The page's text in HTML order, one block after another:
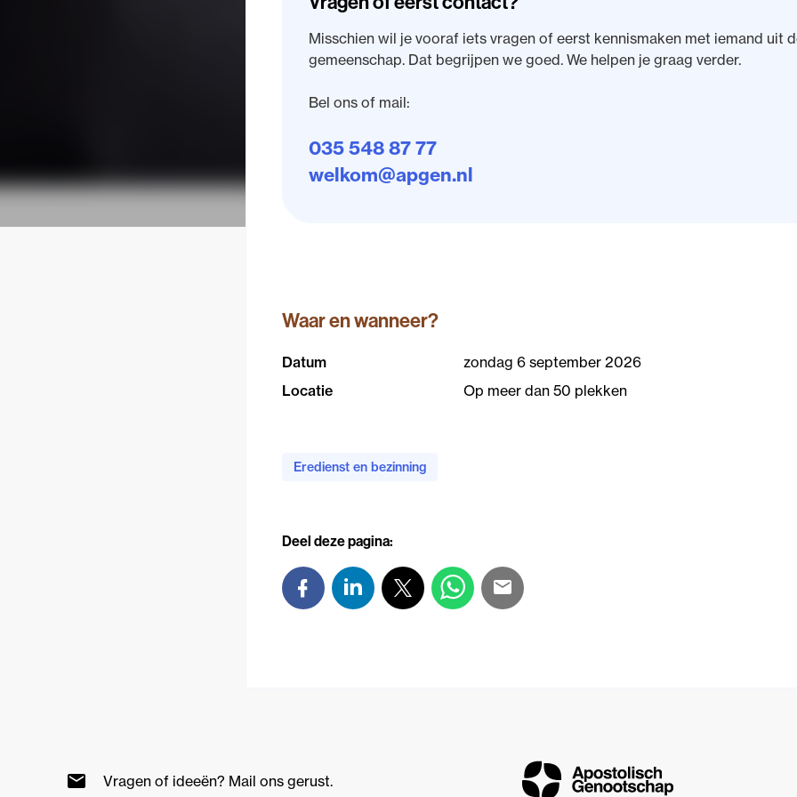
Misschien wil je vooraf iets vragen of eerst kennismaken met iemand uit
gemeenschap. Dat begrijpen we goed. We helpen je graag verder.
Bel ons of mail:
035 548 87 77
welkom@apgen.nl
Waar en wanneer?
Datum
zondag 6 september 2026
Locatie
Op meer dan 50 plekken
Eredienst en bezinning
Deel deze pagina:
Vragen of ideeën? Mail ons gerust.